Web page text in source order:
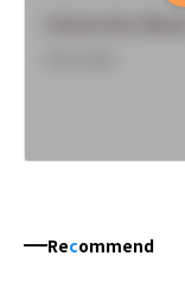
Recommend